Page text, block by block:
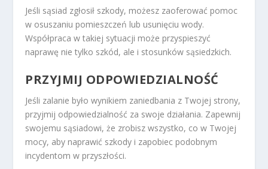
Jeśli sąsiad zgłosił szkody, możesz zaoferować pomoc
w osuszaniu pomieszczeń lub usunięciu wody.
Współpraca w takiej sytuacji może przyspieszyć
naprawę nie tylko szkód, ale i stosunków sąsiedzkich.
PRZYJMIJ ODPOWIEDZIALNOŚĆ
Jeśli zalanie było wynikiem zaniedbania z Twojej strony,
przyjmij odpowiedzialność za swoje działania. Zapewnij
swojemu sąsiadowi, że zrobisz wszystko, co w Twojej
mocy, aby naprawić szkody i zapobiec podobnym
incydentom w przyszłości.